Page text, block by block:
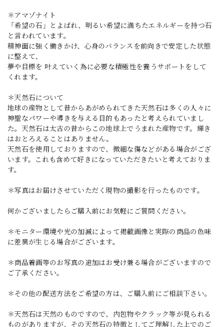
＊アマゾナイト
「希望の石」とよばれ、明るい希望に満ちたエネルギーを持つ石
と言われています。
精神面に強く働きかけ、心身のバランスを前向きで安定した状態
に整えて、
夢や目標を 叶えていく為に必要な積極性を養うサポートをして
くれます。
＊天然石について
地球の産物として昔からあがめられてきた天然石は多くの人々に
神聖なパワーや導きを与える目的もあったと考えられていまし
た。天然石は太古の昔からこの地球上でうまれた産物です。輝き
はおとろえることはありません。
天然石を使用しておりますので、微細な傷などがある場合がござ
います。これも含めて好きになっていただきたいと考えておりま
す。
＊写真はお届けさせていただく現物の撮影を行ったものです。
何かございましたらご購入前にお気軽にご質問ください。
＊モニター環境や光の加減によって掲載画像と実際の商品の色味
に差異が生じる場合がございます。
＊商品着画等のお写真の追加はお受け兼る場合がございますので
ご了承ください。
＊その他の配送方法をご希望の方は、ご購入前にご相談下さい。
＊天然石は天然のものですので、内包物やクラック等が見られる
ものがありますが、その天然石の特徴としてご理解した上でのご